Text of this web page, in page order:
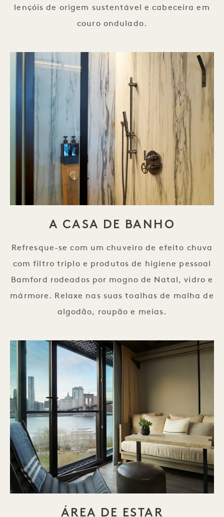
lençóis de origem sustentável e cabeceira em
couro ondulado.
A CASA DE BANHO
Refresque-se com um chuveiro de efeito chuva
com filtro triplo e produtos de higiene pessoal
Bamford rodeados por mogno de Natal, vidro e
mármore. Relaxe nas suas toalhas de malha de
algodão, roupão e meias.
ÁREA DE ESTAR